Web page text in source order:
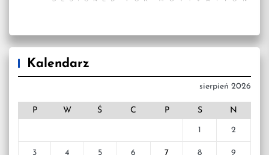
Kalendarz
sierpień 2026
P W Ś C P S N
1 2
3 4 5 6 7 8 9